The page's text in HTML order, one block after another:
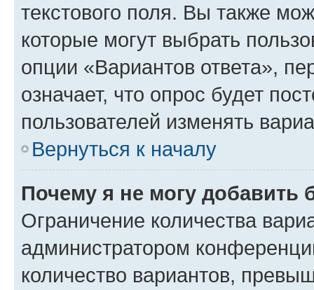
текстового поля. Вы также
которые могут выбрать
опции «Вариантов ответа»,
означает, что опрос будет
пользователей изменять
Вернуться к началу
Почему я не могу добавить
Ограничение количества
администратором
количество вариантов,